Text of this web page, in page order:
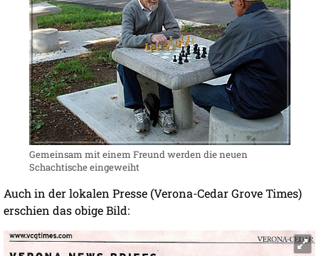
Gemeinsam mit einem Freund werden die neuen
Schachtische eingeweiht
Auch in der lokalen Presse (Verona-Cedar Grove Times)
erschien das obige Bild: